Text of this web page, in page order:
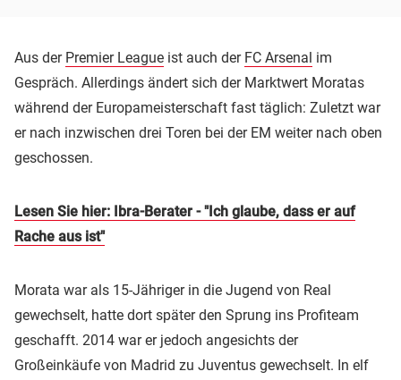
Aus der Premier League ist auch der FC Arsenal im
Gespräch. Allerdings ändert sich der Marktwert Moratas
während der Europameisterschaft fast täglich: Zuletzt war
er nach inzwischen drei Toren bei der EM weiter nach oben
geschossen.
Lesen Sie hier: Ibra-Berater - "Ich glaube, dass er auf
Rache aus ist"
Morata war als 15-Jähriger in die Jugend von Real
gewechselt, hatte dort später den Sprung ins Profiteam
geschafft. 2014 war er jedoch angesichts der
Großeinkäufe von Madrid zu Juventus gewechselt. In elf